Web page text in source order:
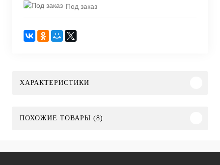
Под заказ
ХАРАКТЕРИСТИКИ
ПОХОЖИЕ ТОВАРЫ (8)